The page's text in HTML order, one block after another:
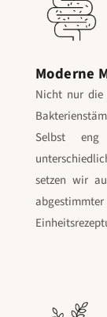
Moderne
Nicht nur die
Selbst eng
setzen wir